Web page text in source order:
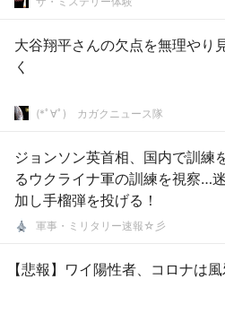
大谷翔平さんの欠点を無理やり
く
(*ﾟ∀ﾟ)ゞカガクニュース隊
ジョンソン英首相、国内で訓練
るウクライナ軍の訓練を視察…
加し手榴弾を投げる！
軍事・ミリタリー速報☆彡
【悲報】ワイ陽性者、コロナは